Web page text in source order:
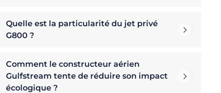
Quelle est la particularité du jet privé
G800 ?
Comment le constructeur aérien
Gulfstream tente de réduire son impact
écologique ?